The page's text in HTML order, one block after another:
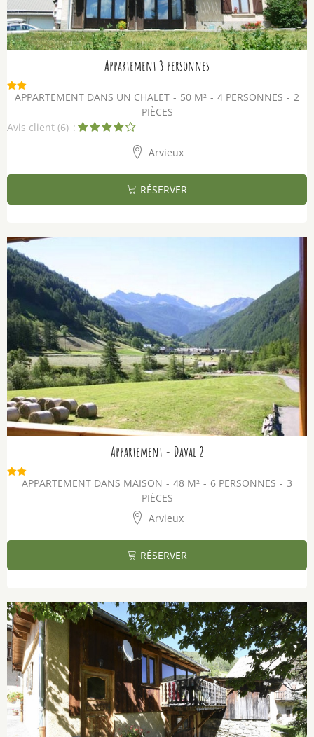
Appartement 3 personnes
APPARTEMENT DANS UN CHALET 50 M² 4 PERSONNES
2
PIÈCES
Avis client (6)
Arvieux
RÉSERVER
Appartement - Daval 2
APPARTEMENT DANS MAISON 48 M² 6 PERSONNES
3
PIÈCES
Arvieux
RÉSERVER